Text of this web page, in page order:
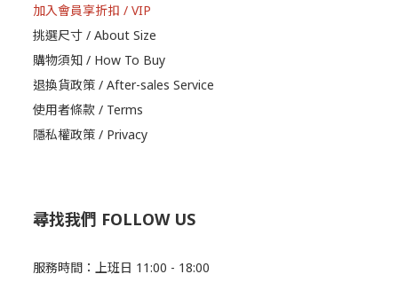
加入會員享折扣 / VIP
挑選尺寸 / About Size
購物須知 / How To Buy
退換貨政策 / After-sales Service
使用者條款 / Terms
隱私權政策 / Privacy
尋找我們 FOLLOW US
服務時間：上班日 11:00 - 18:00